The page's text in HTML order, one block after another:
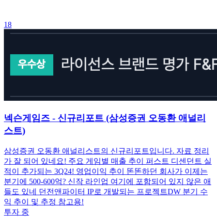
18
넥슨게임즈 - 신규리포트 (삼성증권 오동환 애널리
스트)
삼성증권 오동환 애널리스트의 신규리포트입니다. 자료 정리
가 잘 되어 있네요! 주요 게임별 매출 추이 퍼스트 디센던트 실
적이 추가되는 3Q24! 영업이익 추이 똔똔하던 회사가 이제는
분기에 500-600억? 신작 라인업 여기에 포함되어 있지 않은 애
들도 있네 던전앤파이터 IP로 개발되는 프로젝트DW 분기 수
익 추이 및 추정 참고용!
투자 중